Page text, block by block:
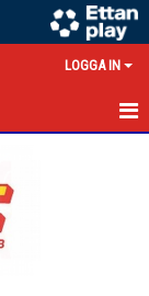
LOGGA IN